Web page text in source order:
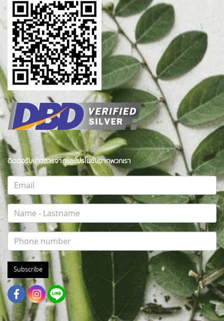
ติดต่อรับข่าวสารจากและโปรโมชั่นจากพวกเรา
Subscribe